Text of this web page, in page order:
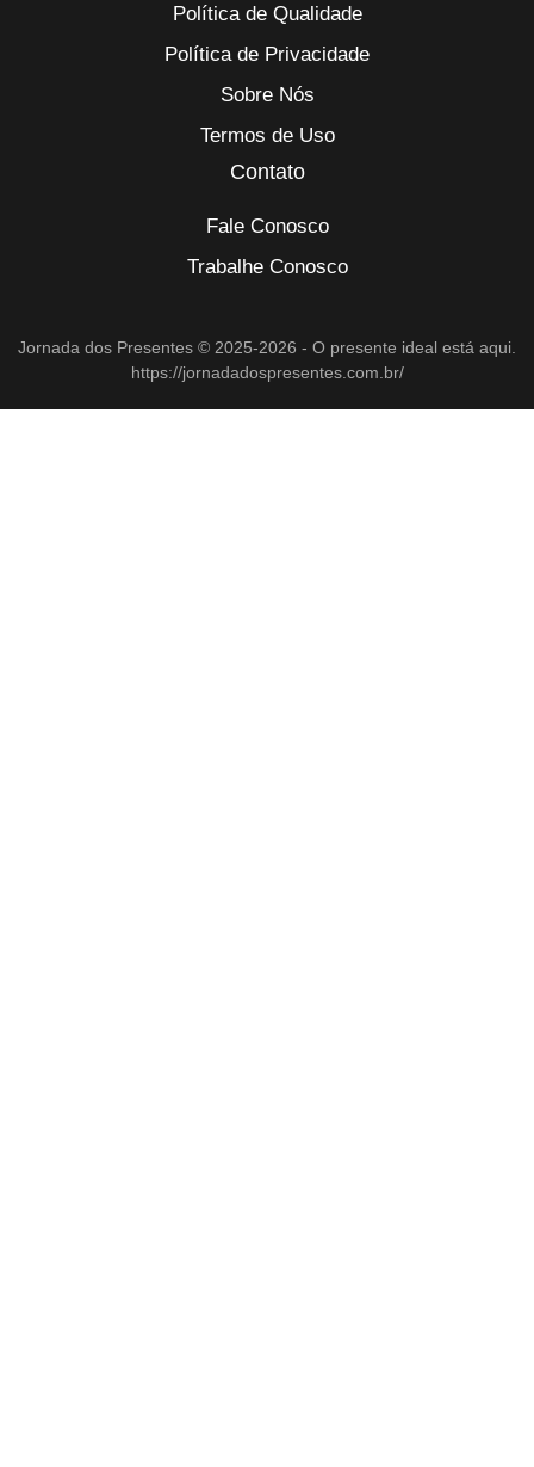
Política de Qualidade
Política de Privacidade
Sobre Nós
Termos de Uso
Contato
Fale Conosco
Trabalhe Conosco
Jornada dos Presentes © 2025-2026 - O presente ideal está aqui.
https://jornadadospresentes.com.br/